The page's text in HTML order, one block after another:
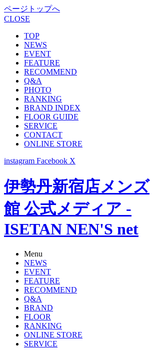
ページトップへ
CLOSE
TOP
NEWS
EVENT
FEATURE
RECOMMEND
Q&A
PHOTO
RANKING
BRAND INDEX
FLOOR GUIDE
SERVICE
CONTACT
ONLINE STORE
instagram Facebook X
伊勢丹新宿店メンズ
館 公式メディア -
ISETAN NEN'S net
Menu
NEWS
EVENT
FEATURE
RECOMMEND
Q&A
BRAND
FLOOR
RANKING
ONLINE STORE
SERVICE